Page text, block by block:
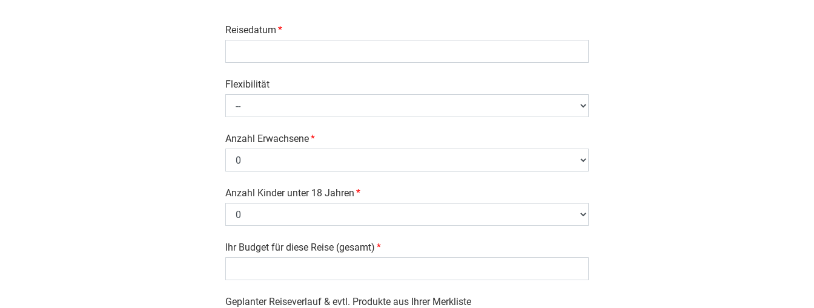
Reisedatum *
Flexibilität
Anzahl Erwachsene*
Anzahl Kinder unter 18 Jahren *
Ihr Budget für diese Reise (gesamt) *
Geplanter Reiseverlauf & evtl. Produkte aus Ihrer Merkliste